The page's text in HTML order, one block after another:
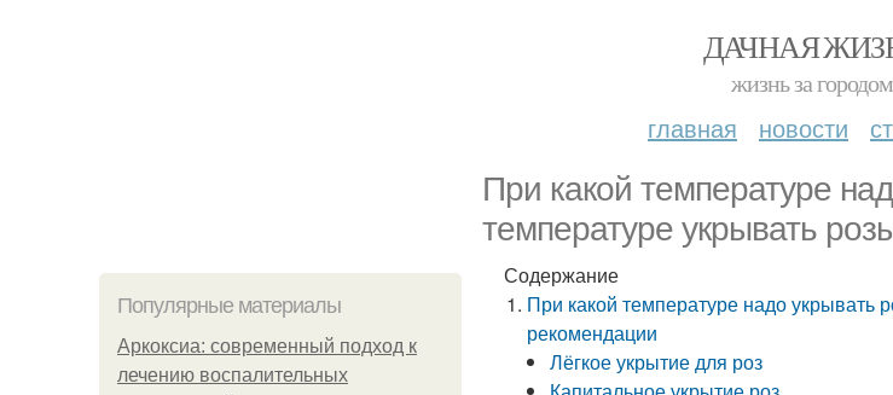
ДАЧНАЯ
жизнь за городом
главная новости
При какой температуре
температуре укрывать
Популярные материалы
Аркоксиа: современный подход к
лечению воспалительных
Содержание
При какой температуре надо укрывать
рекомендации
Лёгкое укрытие для роз